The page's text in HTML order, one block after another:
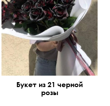
Дизайнерская упаковка
Букет из 21 черной
розы